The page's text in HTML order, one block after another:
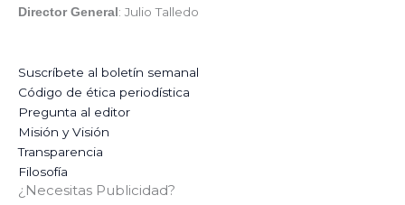
Director General : Julio Talledo
Suscríbete al boletín semanal
Código de ética periodística
Pregunta al editor
Misión y Visión
Transparencia
Filosofía
¿Necesitas Publicidad?